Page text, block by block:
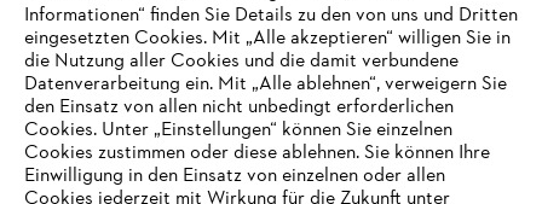
IHR BROWSER WIRD NICHT
UNTERSTÜTZT
Sie nutzen einen Browser, den wir noch nicht unterstützen. Für
Informationen“ finden Sie Details zu den von uns und Dritten
eingesetzten Cookies. Mit „Alle akzeptieren“ willigen Sie in
die Nutzung aller Cookies und die damit verbundene
Datenverarbeitung ein. Mit „Alle ablehnen“, verweigern Sie
den Einsatz von allen nicht unbedingt erforderlichen
Cookies. Unter „Einstellungen“ können Sie einzelnen
Cookies zustimmen oder diese ablehnen. Sie können Ihre
Einwilligung in den Einsatz von einzelnen oder allen